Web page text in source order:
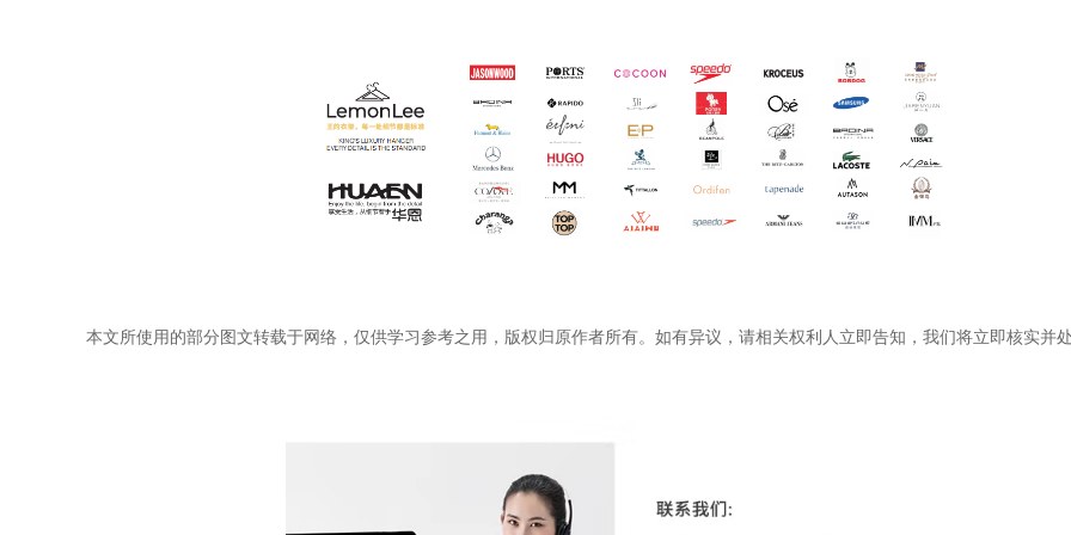
本文所使用的部分图文转载于网络，仅供学习参考之用，版权归原作者所有。如有异议，请相关权利人立即告知，我们将立即核实并